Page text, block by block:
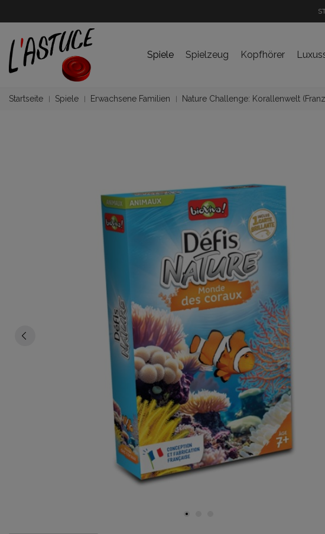
Spiele Spielzeug Kopfhörer
Startseite Spiele Erwachsene Familien Nature Challenge: Korallenwelt